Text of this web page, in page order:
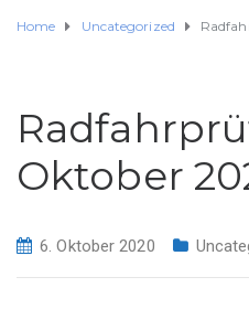
Home Uncategorized
Oktober
6. Oktober 2020